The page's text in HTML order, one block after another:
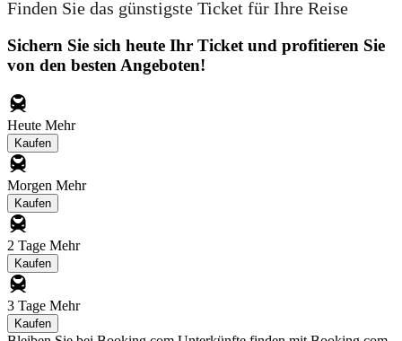
Finden Sie das günstigste Ticket für Ihre Reise
Sichern Sie sich heute Ihr Ticket und profitieren Sie
von den besten Angeboten!
Heute Mehr
Kaufen
Morgen Mehr
Kaufen
2 Tage Mehr
Kaufen
3 Tage Mehr
Kaufen